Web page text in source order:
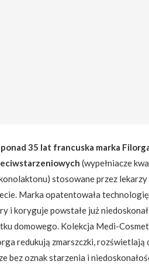
35 lat francuska marka
(wypełniacze
stosowane przez
Marka opatentowała
i koryguje powstałe już
domowego. Kolekcja Medi-
redukują zmarszczki, rozświetlają
bez oznak starzenia i